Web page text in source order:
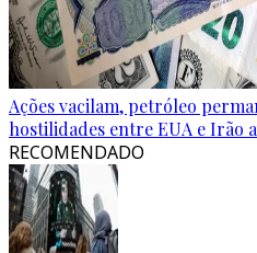
Ações vacilam, petróleo
hostilidades entre EUA e Irão
RECOMENDADO